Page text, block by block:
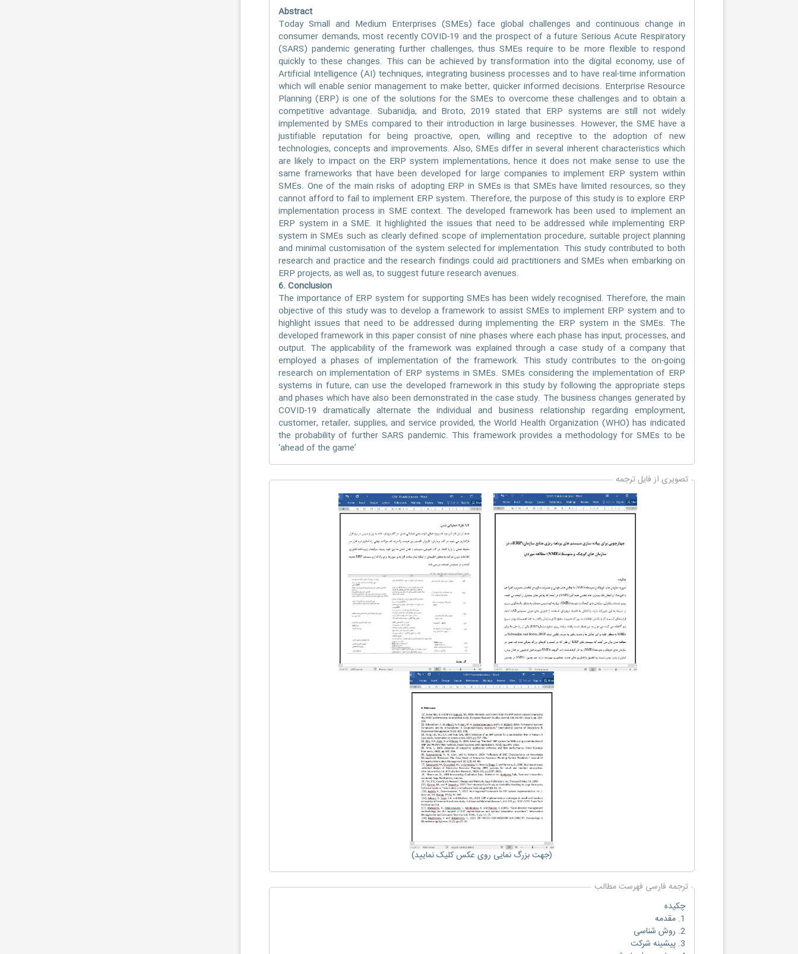
Abstract
Today Small and Medium Enterprises (SMEs) face global challenges and continuous change in
consumer demands, most recently COVID-19 and the prospect of a future Serious Acute Respiratory
(SARS) pandemic generating further challenges, thus SMEs require to be more flexible to respond
quickly to these changes. This can be achieved by transformation into the digital economy, use of
Artificial Intelligence (AI) techniques, integrating business processes and to have real-time information
which will enable senior management to make better, quicker informed decisions. Enterprise Resource
Planning (ERP) is one of the solutions for the SMEs to overcome these challenges and to obtain a
competitive advantage. Subanidja, and Broto, 2019 stated that ERP systems are still not widely
implemented by SMEs compared to their introduction in large businesses. However, the SME have a
justifiable reputation for being proactive, open, willing and receptive to the adoption of new
technologies, concepts and improvements. Also, SMEs differ in several inherent characteristics which
are likely to impact on the ERP system implementations, hence it does not make sense to use the
same frameworks that have been developed for large companies to implement ERP system within
SMEs. One of the main risks of adopting ERP in SMEs is that SMEs have limited resources, so they
cannot afford to fail to implement ERP system. Therefore, the purpose of this study is to explore ERP
implementation process in SME context. The developed framework has been used to implement an
ERP system in a SME. It highlighted the issues that need to be addressed while implementing ERP
system in SMEs such as clearly defined scope of implementation procedure, suitable project planning
and minimal customisation of the system selected for implementation. This study contributed to both
research and practice and the research findings could aid practitioners and SMEs when embarking on
ERP projects, as well as, to suggest future research avenues.
6. Conclusion
The importance of ERP system for supporting SMEs has been widely recognised. Therefore, the main
objective of this study was to develop a framework to assist SMEs to implement ERP system and to
highlight issues that need to be addressed during implementing the ERP system in the SMEs. The
developed framework in this paper consist of nine phases where each phase has input, processes, and
output. The applicability of the framework was explained through a case study of a company that
employed a phases of implementation of the framework. This study contributes to the on-going
research on implementation of ERP systems in SMEs. SMEs considering the implementation of ERP
systems in future, can use the developed framework in this study by following the appropriate steps
and phases which have also been demonstrated in the case study. The business changes generated by
COVID-19 dramatically alternate the individual and business relationship regarding employment,
customer, retailer, supplies, and service provided, the World Health Organization (WHO) has indicated
the probability of further SARS pandemic. This framework provides a methodology for SMEs to be
‘ahead of the game’
تصویری از فایل ترجمه
(جهت بزرگ نمایی روی عکس کلیک نمایید)
ترجمه فارسی فهرست مطالب
چکیده
1. مقدمه
2. روش شناسی
3. پیشینه شرکت